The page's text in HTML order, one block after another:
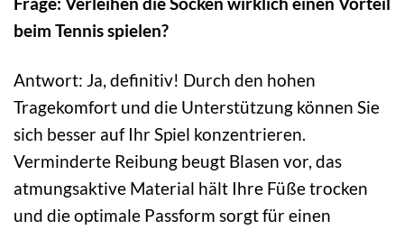
beim Tennis spielen?
Antwort: Ja, definitiv! Durch den hohen
Tragekomfort und die Unterstützung können Sie
sich besser auf Ihr Spiel konzentrieren.
Verminderte Reibung beugt Blasen vor, das
atmungsaktive Material hält Ihre Füße trocken
und die optimale Passform sorgt für einen